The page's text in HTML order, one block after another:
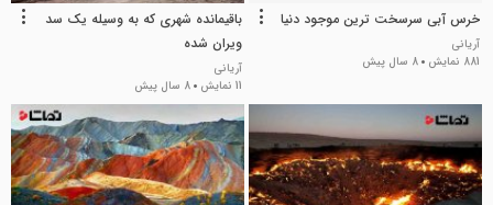
خرس آبی سرسخت ترین موجود دنیا
آریانی
881 نمایش
8 سال پیش
باقیمانده شهری که به وسیله یک سد
ویران شده
آریانی
11 نمایش
8 سال پیش